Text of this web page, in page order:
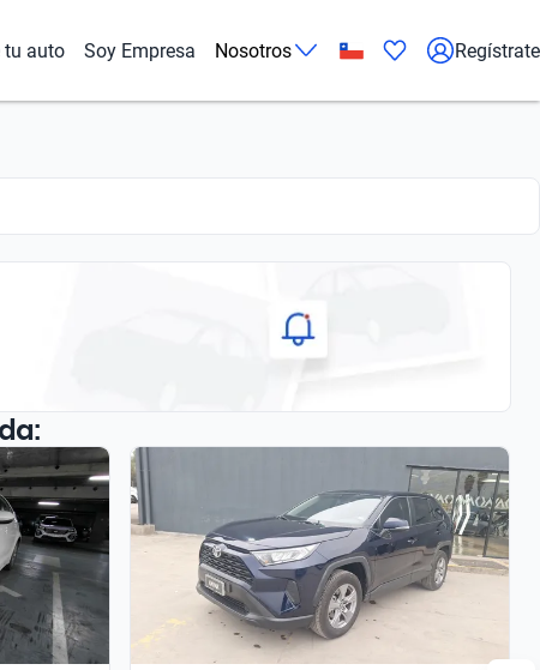
tu auto Soy Empresa Nosotros Regístrate